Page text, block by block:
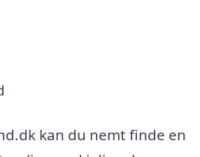
kan du nemt finde en